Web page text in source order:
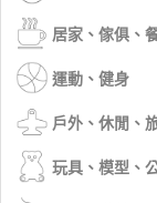
居家、傢俱、
運動、健身
戶外、休閒、
玩具、模型、